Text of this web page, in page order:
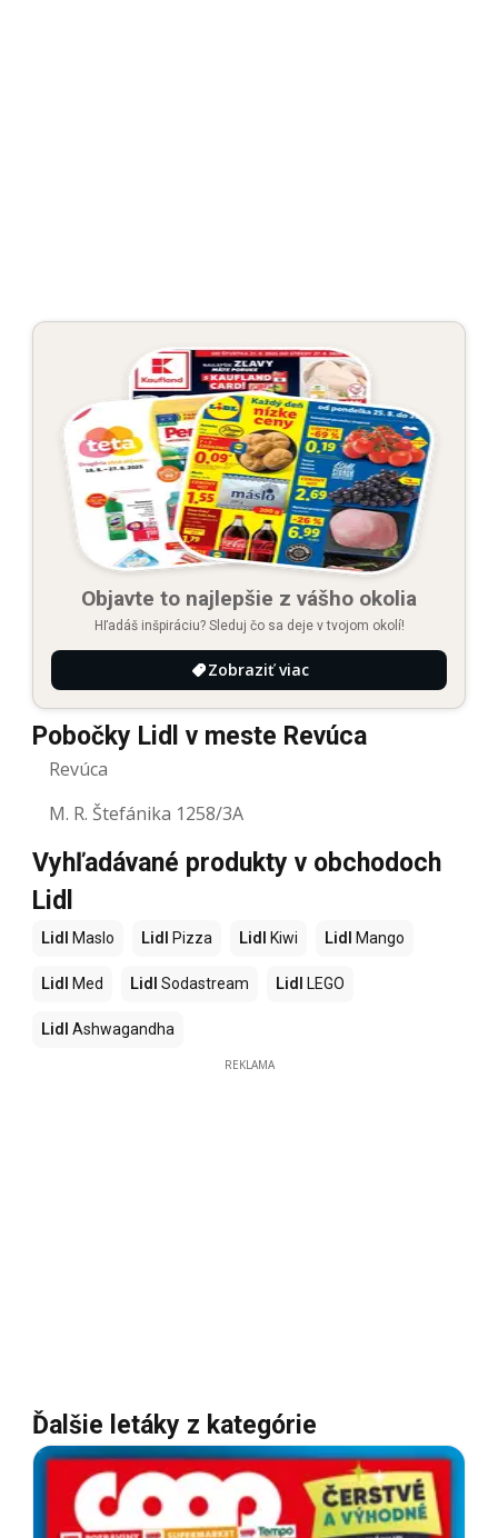
Objavte to najlepšie z vášho okolia
Hľadáš inšpiráciu? Sleduj čo sa deje v tvojom okolí!
Zobraziť viac
Pobočky Lidl v meste Revúca
Revúca
M. R. Štefánika 1258/3A
Vyhľadávané produkty v obchodoch
Lidl
Lidl Maslo Lidl Pizza Lidl Kiwi Lidl Mango
Lidl Med Lidl Sodastream Lidl LEGO
Lidl Ashwagandha
REKLAMA
Ďalšie letáky z kategórie